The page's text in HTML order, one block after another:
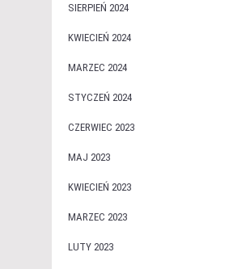
SIERPIEŃ 2024
KWIECIEŃ 2024
MARZEC 2024
STYCZEŃ 2024
CZERWIEC 2023
MAJ 2023
KWIECIEŃ 2023
MARZEC 2023
LUTY 2023